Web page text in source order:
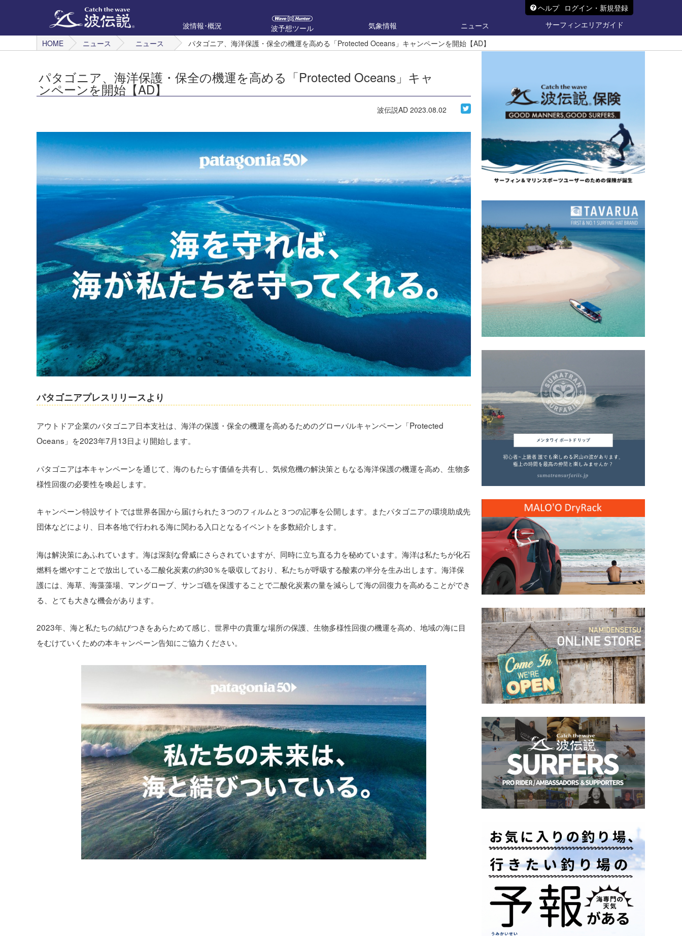
ヘルプ ログイン・新規登録
波情報･概況
波予想ツール 気象情報 ニュース
サーフィンエリアガイド
HOME
ニュース ニュース パタゴニア、海洋保護・保全の機運を高める「Protected Oceans」キャンペーンを開始【AD】
パタゴニア、海洋保護・保全の機運を高める「Protected Oceans」キャ
ンペーンを開始【AD】
波伝説AD 2023.08.02
パタゴニアプレスリリースより
アウトドア企業のパタゴニア日本支社は、海洋の保護・保全の機運を高めるためのグローバルキャンペーン「Protected
Oceans」を2023年7月13日より開始します。
パタゴニアは本キャンペーンを通じて、海のもたらす価値を共有し、気候危機の解決策ともなる海洋保護の機運を高め、生物多
様性回復の必要性を喚起します。
キャンペーン特設サイトでは世界各国から届けられた３つのフィルムと３つの記事を公開します。またパタゴニアの環境助成先
団体などにより、日本各地で行われる海に関わる入口となるイベントを多数紹介します。
海は解決策にあふれています。海は深刻な脅威にさらされていますが、同時に立ち直る力を秘めています。海洋は私たちが化石
燃料を燃やすことで放出している二酸化炭素の約30％を吸収しており、私たちが呼吸する酸素の半分を生み出します。海洋保
護には、海草、海藻藻場、マングローブ、サンゴ礁を保護することで二酸化炭素の量を減らして海の回復力を高めることができ
る、とても大きな機会があります。
2023年、海と私たちの結びつきをあらためて感じ、世界中の貴重な場所の保護、生物多様性回復の機運を高め、地域の海に目
をむけていくための本キャンペーン告知にご協力ください。